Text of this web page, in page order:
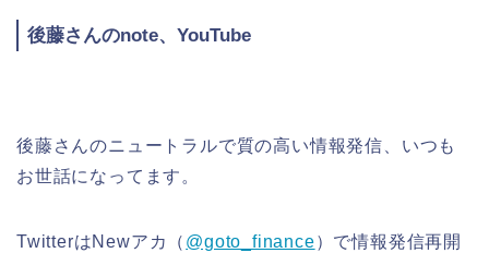
後藤さんのnote、YouTube
後藤さんのニュートラルで質の高い情報発信、いつも
お世話になってます。
TwitterはNewアカ（ @goto_finance）で情報発信再開